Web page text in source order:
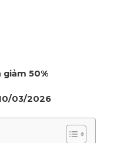
giảm 50%
03/2026